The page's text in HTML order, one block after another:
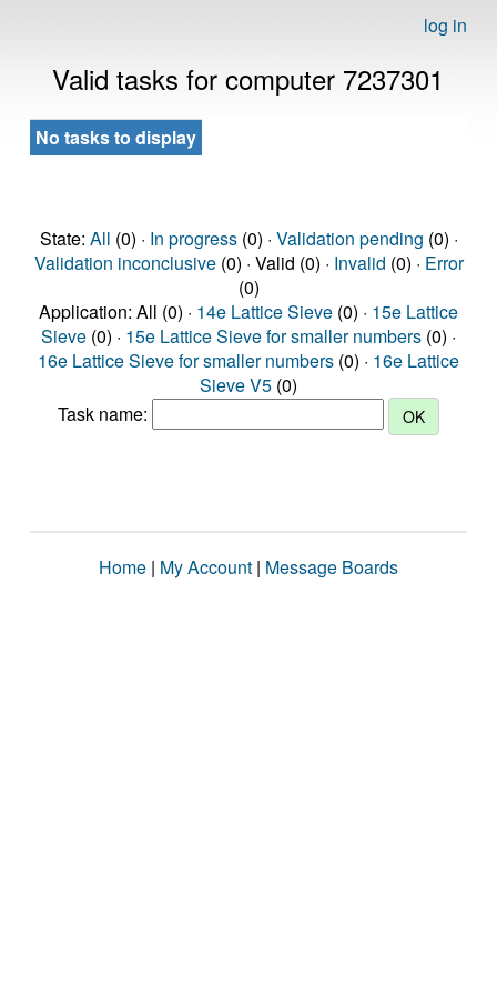
log in
Valid tasks for computer 7237301
No tasks to display
State: All (0) · In progress(0) · Validation pending (0) ·
Validation inconclusive(0) · Valid (0) · Invalid (0) · Error
(0)
Application: All (0) · 14e Lattice Sieve (0) · 15e Lattice
Sieve (0) · 15e Lattice Sieve for smaller numbers (0) ·
16e Lattice Sieve for smaller numbers (0) · 16e Lattice
Sieve V5 (0)
Task name:
Home | My Account | Message Boards